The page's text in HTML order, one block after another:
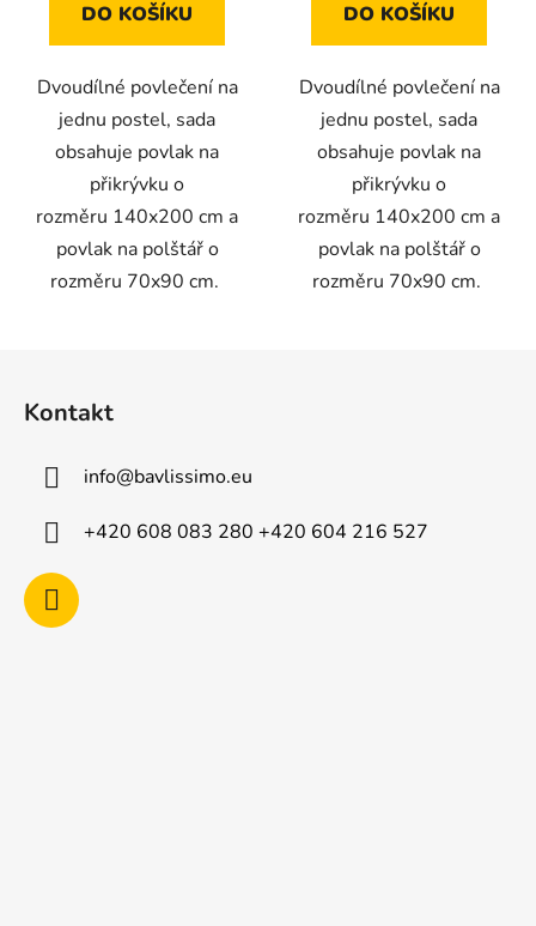
DO KOŠÍKU
Dvoudílné povlečení na
jednu postel, sada
obsahuje povlak na
přikrývku o
rozměru 140x200 cm a
povlak na polštář o
rozměru 70x90 cm.
DO KOŠÍKU
Dvoudílné povlečení na
jednu postel, sada
obsahuje povlak na
přikrývku o
rozměru 140x200 cm a
povlak na polštář o
rozměru 70x90 cm.
Kontakt
info@bavlissimo.eu
+420 608 083 280 +420 604 216 527